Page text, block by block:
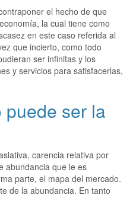
el hecho de que
la cual tiene como
en este caso referida al
que incierto, como todo
ser infinitas y los
y servicios para satisfacerlas,
puede ser la
carencia relativa por
abundancia que le es
parte, el mapa del mercado.
de la abundancia. En tanto